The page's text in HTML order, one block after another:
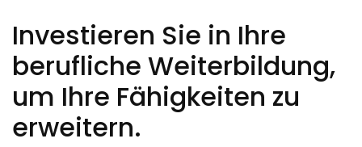
Investieren Sie in Ihre
berufliche Weiterbildung,
um Ihre Fähigkeiten zu
erweitern.